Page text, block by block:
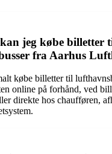
jeg købe billetter
fra Aarhus
købe billetter til
online på forhånd, ved
direkte hos chaufføren,